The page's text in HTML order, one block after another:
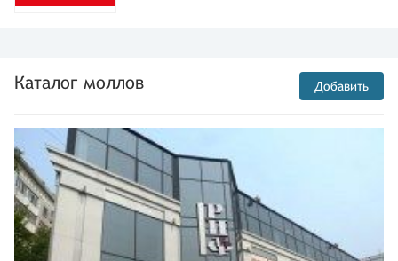
Каталог моллов Добавить